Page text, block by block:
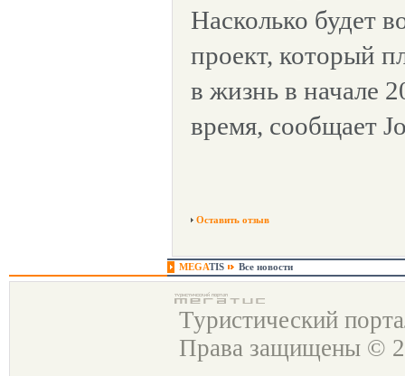
Насколько будет
проект, который
в жизнь в начале
время, сообщает
Оставить отзыв
MEGATIS Все новости
Туристический
Права защищены ©